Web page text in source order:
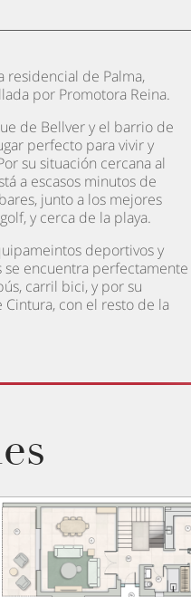
residencial de Palma,
por Promotora Reina.
de Bellver y el barrio de
perfecto para vivir y
su situación cercana al
a escasos minutos de
junto a los mejores
y cerca de la playa.
deportivos y
se encuentra perfectamente
carril bici, y por su
con el resto de la